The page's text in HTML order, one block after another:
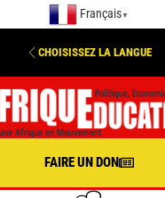
Français ▼
CHOISISSEZ LA LANGUE
FAIRE UN DON